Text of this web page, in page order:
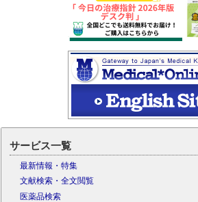
サービス一覧
最新情報・特集
文献検索・全文閲覧
医薬品検索